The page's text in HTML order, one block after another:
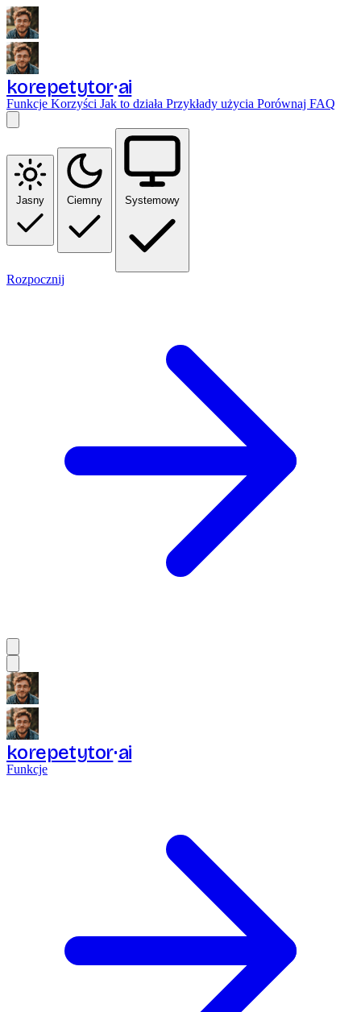
korepetytor ai
Funkcje Korzyści Jak to działa Przykłady użycia Porównaj FAQ
Jasny Ciemny Systemowy
Rozpocznij
korepetytor ai
Funkcje